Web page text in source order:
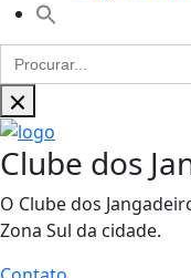
Clube dos
O Clube dos
Zona Sul da cidade.